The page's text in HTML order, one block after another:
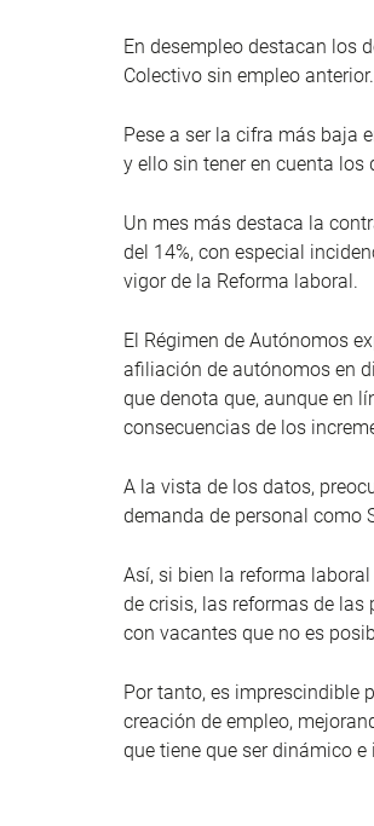
En desempleo destacan los
Colectivo sin empleo anterior.
Pese a ser la cifra más baja
y ello sin tener en cuenta
Un mes más destaca la
del 14%, con especial
vigor de la Reforma laboral.
El Régimen de Autónomos
afiliación de autónomos en
que denota que, aunque en
consecuencias de los
A la vista de los datos,
demanda de personal como
Así, si bien la reforma
de crisis, las reformas de
con vacantes que no es
Por tanto, es imprescindible
creación de empleo,
que tiene que ser dinámico